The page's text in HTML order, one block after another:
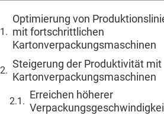
Optimierung von
mit fortschrittlichen
Kartonverpackungsmaschinen
Steigerung der Produktivität mit
Kartonverpackungsmaschinen
Erreichen höherer